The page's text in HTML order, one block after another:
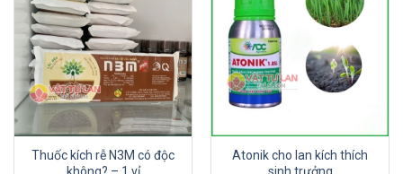
Thuốc kích rễ N3M có độc
Atonik cho lan kích thích